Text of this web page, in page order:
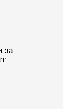
за